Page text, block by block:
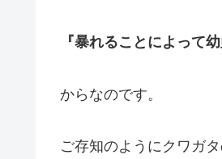
『暴れることによって
からなのです。
ご存知のようにクワガ